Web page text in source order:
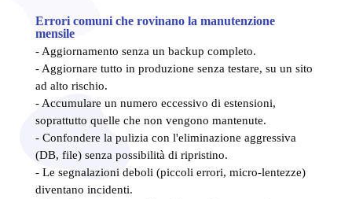
Errori comuni che rovinano la manutenzione
mensile
- Aggiornamento senza un backup completo.
- Aggiornare tutto in produzione senza testare, su un sito
ad alto rischio.
- Accumulare un numero eccessivo di estensioni,
soprattutto quelle che non vengono mantenute.
- Confondere la pulizia con l'eliminazione aggressiva
(DB, file) senza possibilità di ripristino.
- Le segnalazioni deboli (piccoli errori, micro-lentezze)
diventano incidenti.